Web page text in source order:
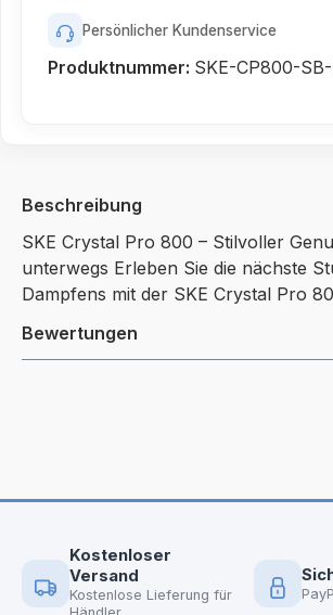
Persönlicher Kundenservice
Produktnummer: SKE-CP800-
Beschreibung
SKE Crystal Pro 800 – Stilvoller
unterwegs Erleben Sie die nächste
Dampfens mit der SKE Crystal Pro
Bewertungen
Kostenloser
Versand
Kostenlose Lieferung für